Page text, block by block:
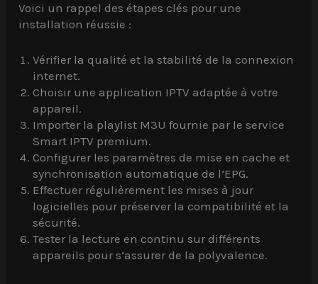
Voici un rappel des étapes clés pour une
installation réussie :
Vérifier la qualité et la stabilité de la connexion
internet.
Choisir une application IPTV adaptée à votre
appareil.
Importer la playlist M3U fournie par le service
Smart IPTV premium.
Configurer les paramètres de mise en cache et
synchronisation automatique de l’EPG.
Effectuer régulièrement les mises à jour
logicielles pour préserver la compatibilité et la
sécurité.
Tester la lecture en continu sur différents
appareils pour s’assurer de la polyvalence.